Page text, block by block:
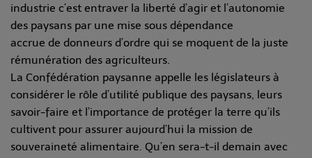
industrie c’est entraver la liberté d’agir et l’autonomie
des paysans par une mise sous dépendance
accrue de donneurs d’ordre qui se moquent de la juste
rémunération des agriculteurs.
La Confédération paysanne appelle les législateurs à
considérer le rôle d’utilité publique des paysans, leurs
savoir-faire et l’importance de protéger la terre qu’ils
cultivent pour assurer aujourd’hui la mission de
souveraineté alimentaire. Qu’en sera-t-il demain avec